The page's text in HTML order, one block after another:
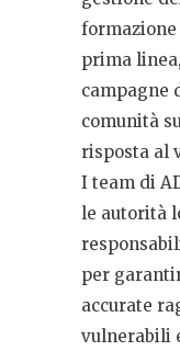
prima
campagne
comunità
risposta al
I team di
le autorità
per
accurate
vulnerabili